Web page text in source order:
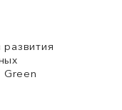
Green